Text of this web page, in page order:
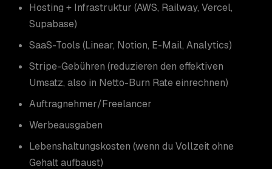
Hosting + Infrastruktur (AWS, Railway, Vercel,
Supabase)
SaaS-Tools (Linear, Notion, E-Mail, Analytics)
Stripe-Gebühren (reduzieren den effektiven
Umsatz, also in Netto-Burn Rate einrechnen)
Auftragnehmer/Freelancer
Werbeausgaben
Lebenshaltungskosten (wenn du Vollzeit ohne
Gehalt aufbaust)